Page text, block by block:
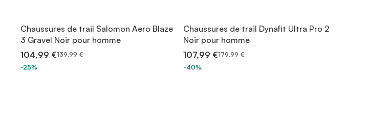
Chaussures de trail Salomon Aero Blaze
3 Gravel Noir pour homme
104,99 €139,99 €
-25%
Chaussures de trail Dynafit Ultra Pro 2
Noir pour homme
107,99 €179,99 €
-40%